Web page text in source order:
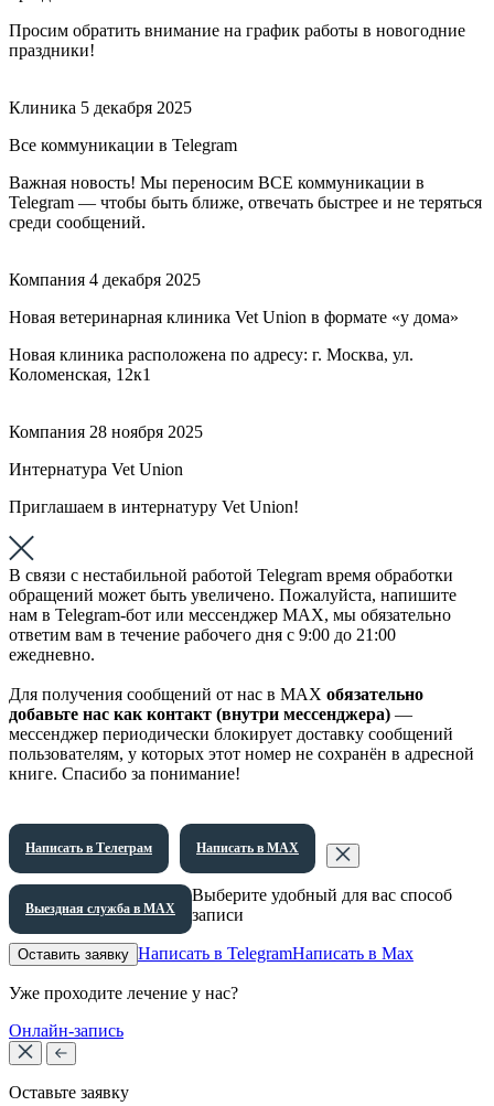
Просим обратить внимание на график работы в новогодние
праздники!
Клиника 5 декабря 2025
Все коммуникации в Telegram
Важная новость! Мы переносим ВСЕ коммуникации в
Telegram — чтобы быть ближе, отвечать быстрее и не теряться
среди сообщений.
Компания 4 декабря 2025
Новая ветеринарная клиника Vet Union в формате «у дома»
Новая клиника расположена по адресу: г. Москва, ул.
Коломенская, 12к1
Компания 28 ноября 2025
Интернатура Vet Union
Приглашаем в интернатуру Vet Union!
В связи с нестабильной работой Telegram время обработки
обращений может быть увеличено. Пожалуйста, напишите
нам в Telegram-бот или мессенджер МАХ, мы обязательно
ответим вам в течение рабочего дня с 9:00 до 21:00
ежедневно.
Для получения сообщений от нас в МАХ обязательно
добавьте нас как контакт (внутри мессенджера) —
мессенджер периодически блокирует доставку сообщений
пользователям, у которых этот номер не сохранён в адресной
книге. Спасибо за понимание!
Написать в Телеграм Написать в МАХ
Выездная служба в МАХ
Выберите удобный для вас способ
записи
Оставить заявку Написать в TelegramНаписать в Max
Уже проходите лечение у нас?
Онлайн-запись
Оставьте заявку